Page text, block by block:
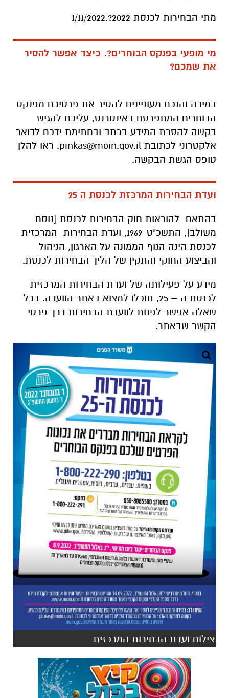
מתי הבחירות לכנסת 2022?.1/11/2022
מי מופעי בפנקס הבוחרים?. כיצד אפשר להסיר
את שמכם?
במידה והנכם מעוניינים להסיר את פרטיכם מפנקס
הבוחרים המתפרסם באינטרנט, עליכם להגיש
בקשה להסרת המידע בכתב ובחתימת ידכם לדואר
אלקטרוני לכתובת pinkas@moin.gov.il. ראו להלן
טופס הגשת הבקשה.
ועדת הבחירות המרכזת לכנסת ה 25
בהתאם להוראות חוק הבחירות לכנסת [נוסח
משולב], התשכ"ט-1969, ועדת הבחירות המרכזית
לכנסת הינה הגוף הממונה על הארגון, הניהול
והביצוע החוקי והתקין של הליך הבחירות לכנסת.
מידע על פעילותה של ועדת הבחירות המרכזית
לכנסת ה – 25, תוכלו למצוא באתר הוועדה. בכל
שאלה אפשר לפנות לוועדת הבחירות דרך פרטי
הקשר שבאתר.
צילום ועדת הבחירות המרכזית